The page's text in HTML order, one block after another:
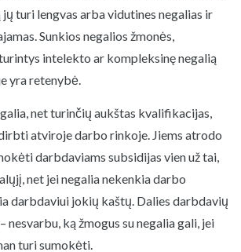
turi lengvas arba vidutines negalias ir
Sunkios negalios žmonės,
intelekto ar kompleksinę negalią
yra retenybė.
net turinčių aukštas kvalifikacijas,
atviroje darbo rinkoje. Jiems atrodo
darbdaviams subsidijas vien už tai,
net jei negalia nekenkia darbo
darbdaviui jokių kaštų. Dalies darbdavių
nesvarbu, ką žmogus su negalia gali, jei
turi sumokėti.